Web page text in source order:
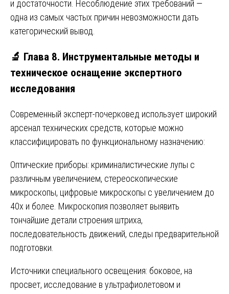
и достаточности. Несоблюдение этих требований —
одна из самых частых причин невозможности дать
категорический вывод.
🔬 Глава 8. Инструментальные методы и
техническое оснащение экспертного
исследования
Современный эксперт-почерковед использует широкий
арсенал технических средств, которые можно
классифицировать по функциональному назначению:
Оптические приборы: криминалистические лупы с
различным увеличением, стереоскопические
микроскопы, цифровые микроскопы с увеличением до
40х и более. Микроскопия позволяет выявить
тончайшие детали строения штриха,
последовательность движений, следы предварительной
подготовки.
Источники специального освещения: боковое, на
просвет, исследование в ультрафиолетовом и